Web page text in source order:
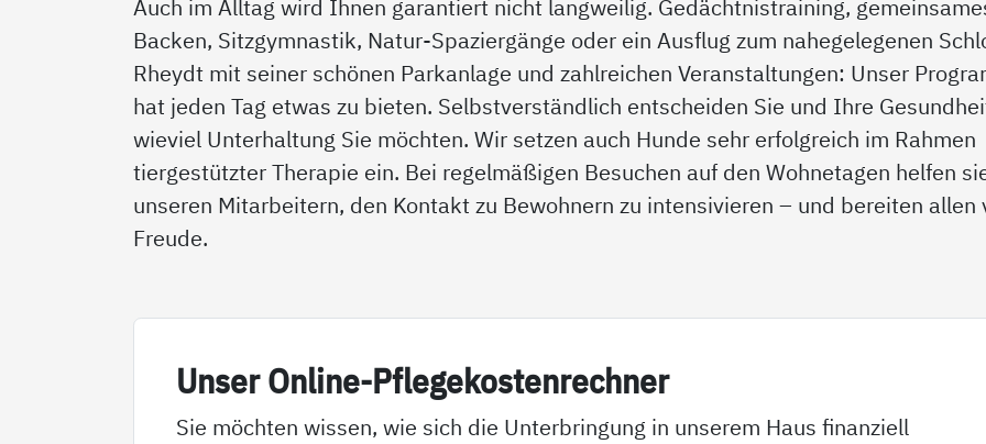
Auch im Alltag wird Ihnen garantiert nicht langweilig. Gedächtnistraining,
Backen, Sitzgymnastik, Natur-Spaziergänge oder ein Ausflug zum nahegelegenen
Rheydt mit seiner schönen Parkanlage und zahlreichen Veranstaltungen: Unser
hat jeden Tag etwas zu bieten. Selbstverständlich entscheiden Sie und Ihre
wieviel Unterhaltung Sie möchten. Wir setzen auch Hunde sehr erfolgreich im Rahmen
tiergestützter Therapie ein. Bei regelmäßigen Besuchen auf den Wohnetagen helfen
unseren Mitarbeitern, den Kontakt zu Bewohnern zu intensivieren – und bereiten allen
Freude.
Un­ser On­li­ne-Pf­le­ge­kos­ten­rech­ner
Sie möchten wissen, wie sich die Unterbringung in unserem Haus finanziell